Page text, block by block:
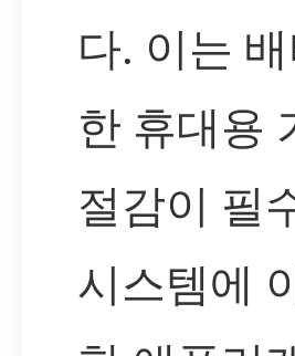
다. 이는
한 휴대용
절감이 필
시스템에